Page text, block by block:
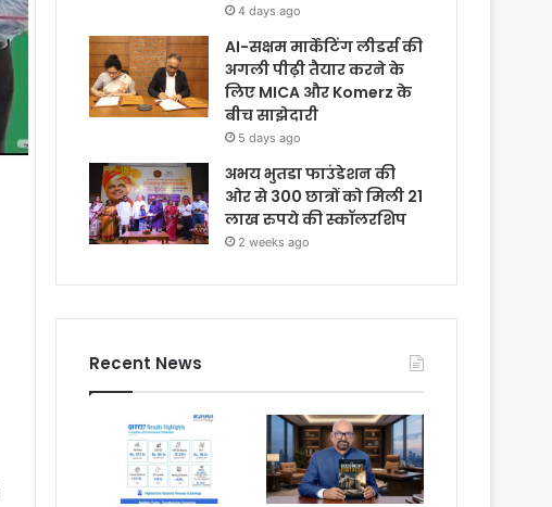
4 days ago
AI-सक्षम मार्केटिंग लीडर्स की
अगली पीढ़ी तैयार करने के
लिए MICA और Komerz के
बीच साझेदारी
5 days ago
अभय भुतडा फाउंडेशन की
ओर से 300 छात्रों को मिली 21
लाख रुपये की स्कॉलरशिप
2 weeks ago
Recent News